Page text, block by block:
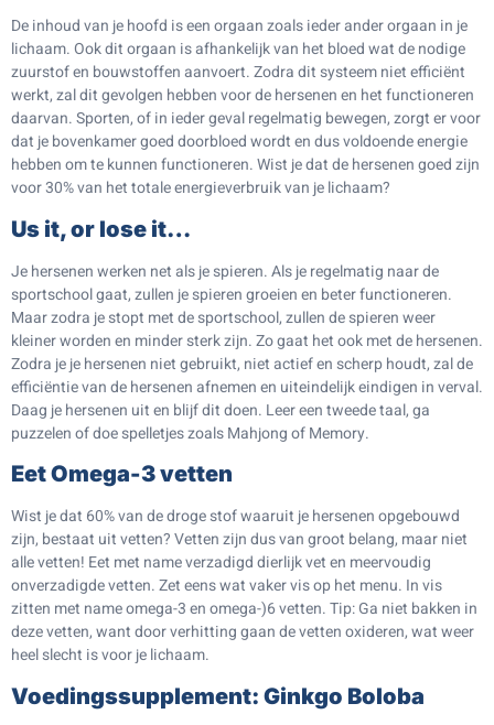
De inhoud van je hoofd is een orgaan zoals ieder ander orgaan in je
lichaam. Ook dit orgaan is afhankelijk van het bloed wat de nodige
zuurstof en bouwstoffen aanvoert. Zodra dit systeem niet efficiënt
werkt, zal dit gevolgen hebben voor de hersenen en het functioneren
daarvan. Sporten, of in ieder geval regelmatig bewegen, zorgt er voor
dat je bovenkamer goed doorbloed wordt en dus voldoende energie
hebben om te kunnen functioneren. Wist je dat de hersenen goed zijn
voor 30% van het totale energieverbruik van je lichaam?
Us it, or lose it…
Je hersenen werken net als je spieren. Als je regelmatig naar de
sportschool gaat, zullen je spieren groeien en beter functioneren.
Maar zodra je stopt met de sportschool, zullen de spieren weer
kleiner worden en minder sterk zijn. Zo gaat het ook met de hersenen.
Zodra je je hersenen niet gebruikt, niet actief en scherp houdt, zal de
efficiëntie van de hersenen afnemen en uiteindelijk eindigen in verval.
Daag je hersenen uit en blijf dit doen. Leer een tweede taal, ga
puzzelen of doe spelletjes zoals Mahjong of Memory.
Eet Omega-3 vetten
Wist je dat 60% van de droge stof waaruit je hersenen opgebouwd
zijn, bestaat uit vetten? Vetten zijn dus van groot belang, maar niet
alle vetten! Eet met name verzadigd dierlijk vet en meervoudig
onverzadigde vetten. Zet eens wat vaker vis op het menu. In vis
zitten met name omega-3 en omega-)6 vetten. Tip: Ga niet bakken in
deze vetten, want door verhitting gaan de vetten oxideren, wat weer
heel slecht is voor je lichaam.
Voedingssupplement: Ginkgo Boloba